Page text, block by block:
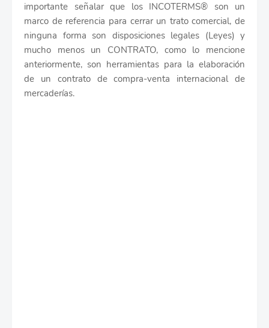
importante señalar que los INCOTERMS® son un
marco de referencia para cerrar un trato comercial, de
ninguna forma son disposiciones legales (Leyes) y
mucho menos un CONTRATO, como lo mencione
anteriormente, son herramientas para la elaboración
de un contrato de compra-venta internacional de
mercaderías.